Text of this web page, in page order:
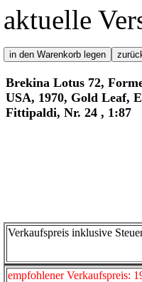
aktuelle
Brekina Lotus 72,
USA, 1970, Gold Leaf,
Fittipaldi, Nr. 24 , 1:87
Verkaufspreis inklusive
empfohlener Verkaufspreis: